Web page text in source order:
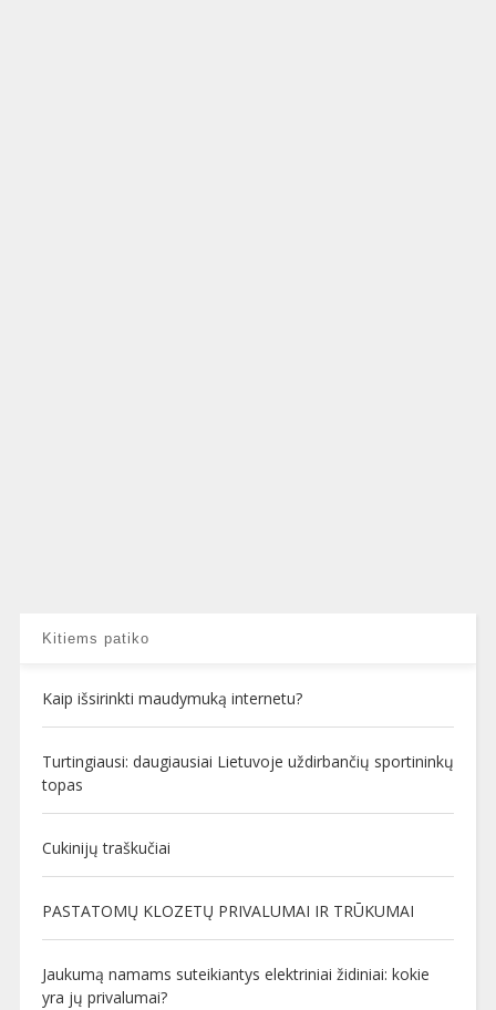
Kitiems patiko
Kaip išsirinkti maudymuką internetu?
Turtingiausi: daugiausiai Lietuvoje uždirbančių sportininkų
topas
Cukinijų traškučiai
PASTATOMŲ KLOZETŲ PRIVALUMAI IR TRŪKUMAI
Jaukumą namams suteikiantys elektriniai židiniai: kokie
yra jų privalumai?